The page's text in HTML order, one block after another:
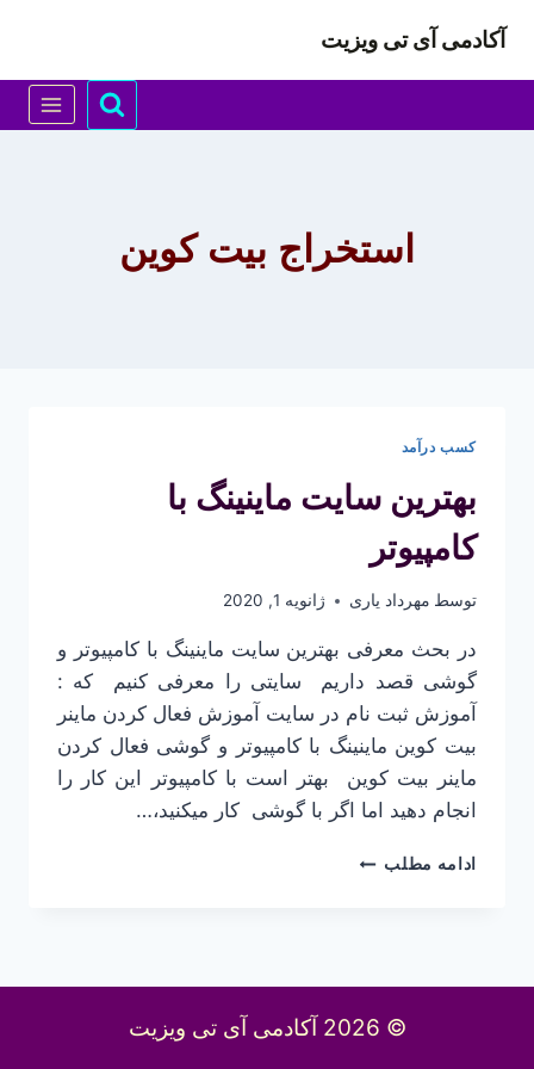
محتوا
آکادمی آی تی ویزیت
استخراج بیت کوین
کسب درآمد
بهترین سایت ماینینگ با
کامپیوتر
توسط مهرداد یاری ژانویه 1, 2020
در بحث معرفی بهترین سایت ماینینگ با کامپیوتر و
گوشی قصد داریم سایتی را معرفی کنیم که :
آموزش ثبت نام در سایت آموزش فعال کردن ماینر
بیت کوین ماینینگ با کامپیوتر و گوشی فعال کردن
ماینر بیت کوین ​ بهتر است با کامپیوتر این کار را
انجام دهید اما اگر با گوشی کار میکنید،…
ادامه مطلب بهترین
© 2026 آکادمی آی تی ویزیت